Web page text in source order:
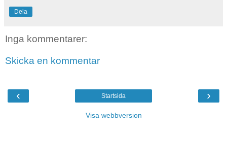
Dela
Inga kommentarer:
Skicka en kommentar
‹ ›
Startsida
Visa webbversion